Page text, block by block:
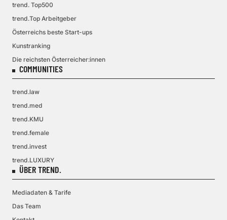
trend. Top500
trend.Top Arbeitgeber
Österreichs beste Start-ups
Kunstranking
Die reichsten Österreicher:innen
COMMUNITIES
trend.law
trend.med
trend.KMU
trend.female
trend.invest
trend.LUXURY
ÜBER TREND.
Mediadaten & Tarife
Das Team